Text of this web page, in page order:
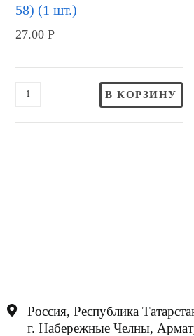
58) (1 шт.)
27.00Р
В КОРЗИНУ
Россия, Республика
г. Набережные Челны,